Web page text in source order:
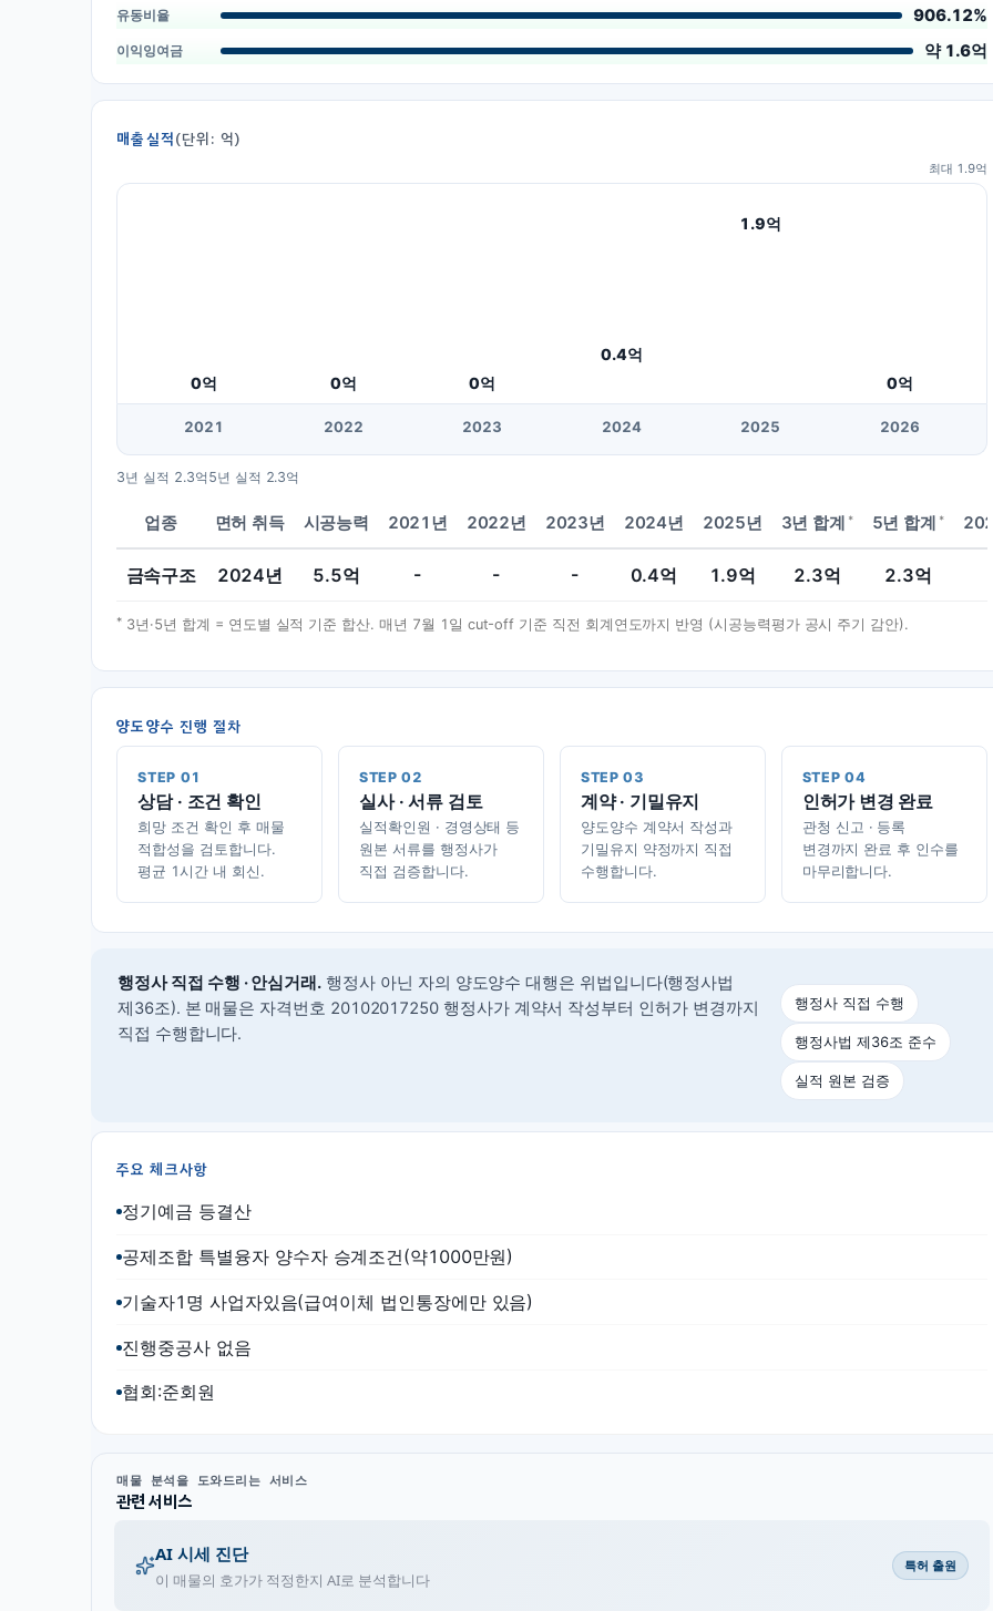
유동비율 906.12%
이익잉여금 약 1.6억
매출실적(단위: 억)
최대 1.9억
0억 0억 0억
0.4억
1.9억
0억
2021 2022 2023 2024 2025 2026
3년 실적 2.3억 5년 실적 2.3억
업종 면허 취득 시공능력 2021년 2022년 2023년 2024년 2025년 3년 합계 * 5년 합계 *
금속구조 2024년 5.5억 - - - 0.4억 1.9억 2.3억 2.3억
* 3년·5년 합계 = 연도별 실적 기준 합산. 매년 7월 1일 cut-off 기준 직전 회계연도까지 반영 (시공능력평가 공시 주기 감안).
양도양수 진행 절차
STEP 01
상담 · 조건 확인
희망 조건 확인 후 매물
적합성을 검토합니다.
평균 1시간 내 회신.
STEP 02
실사 · 서류 검토
실적확인원 · 경영상태 등
원본 서류를 행정사가
직접 검증합니다.
STEP 03
계약 · 기밀유지
양도양수 계약서 작성과
기밀유지 약정까지 직접
수행합니다.
STEP 04
인허가 변경 완료
관청 신고 · 등록
변경까지 완료 후 인수를
마무리합니다.
행정사 직접 수행 · 안심거래. 행정사 아닌 자의 양도양수 대행은 위법입니다(행정사법
제36조). 본 매물은 자격번호 20102017250 행정사가 계약서 작성부터 인허가 변경까지
직접 수행합니다.
행정사 직접 수행
행정사법 제36조 준수
실적 원본 검증
주요 체크사항
정기예금 등결산
공제조합 특별융자 양수자 승계조건(약1000만원)
기술자1명 사업자있음(급여이체 법인통장에만 있음)
진행중공사 없음
협회:준회원
매물 분석을 도와드리는 서비스
관련 서비스
AI 시세 진단
이 매물의 호가가 적정한지 AI로 분석합니다
특허 출원